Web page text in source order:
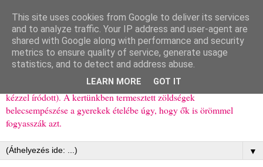
Ízőrző
Kisgyerekes család kipróbált, többnyire egészséges ételeket
bemutató receptjei a mindennapokra (mert a papírfecniket folyton
elhagyom) és gyerekeimnek ajándékba (mint régen, csak ez nem
kézzel íródott). A kertünkben termesztett zöldségek
belecsempészése a gyerekek ételébe úgy, hogy ők is örömmel
fogyasszák azt.
▼
This site uses cookies from Google to deliver its services
and to analyze traffic. Your IP address and user-agent are
shared with Google along with performance and security
metrics to ensure quality of service, generate usage
statistics, and to detect and address abuse.
LEARN MORE GOT IT